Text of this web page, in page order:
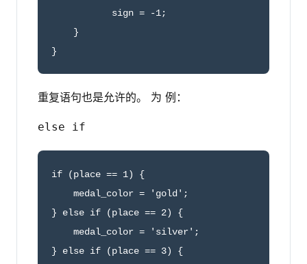
           sign = -1;
    }
}
重复语句也是允许的。 为 例：
else if
if (place == 1) {
    medal_color = 'gold';
} else if (place == 2) {
    medal_color = 'silver';
} else if (place == 3) {